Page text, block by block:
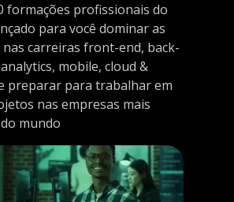
formações profissionais do
para você dominar as
carreiras front-end, back-
mobile, cloud &
preparar para trabalhar em
nas empresas mais
mundo